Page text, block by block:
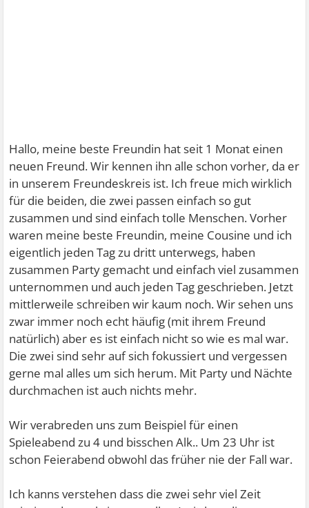
Hallo, meine beste Freundin hat seit 1 Monat einen
neuen Freund. Wir kennen ihn alle schon vorher, da er
in unserem Freundeskreis ist. Ich freue mich wirklich
für die beiden, die zwei passen einfach so gut
zusammen und sind einfach tolle Menschen. Vorher
waren meine beste Freundin, meine Cousine und ich
eigentlich jeden Tag zu dritt unterwegs, haben
zusammen Party gemacht und einfach viel zusammen
unternommen und auch jeden Tag geschrieben. Jetzt
mittlerweile schreiben wir kaum noch. Wir sehen uns
zwar immer noch echt häufig (mit ihrem Freund
natürlich) aber es ist einfach nicht so wie es mal war.
Die zwei sind sehr auf sich fokussiert und vergessen
gerne mal alles um sich herum. Mit Party und Nächte
durchmachen ist auch nichts mehr.
Wir verabreden uns zum Beispiel für einen
Spieleabend zu 4 und bisschen Alk.. Um 23 Uhr ist
schon Feierabend obwohl das früher nie der Fall war.
Ich kanns verstehen dass die zwei sehr viel Zeit